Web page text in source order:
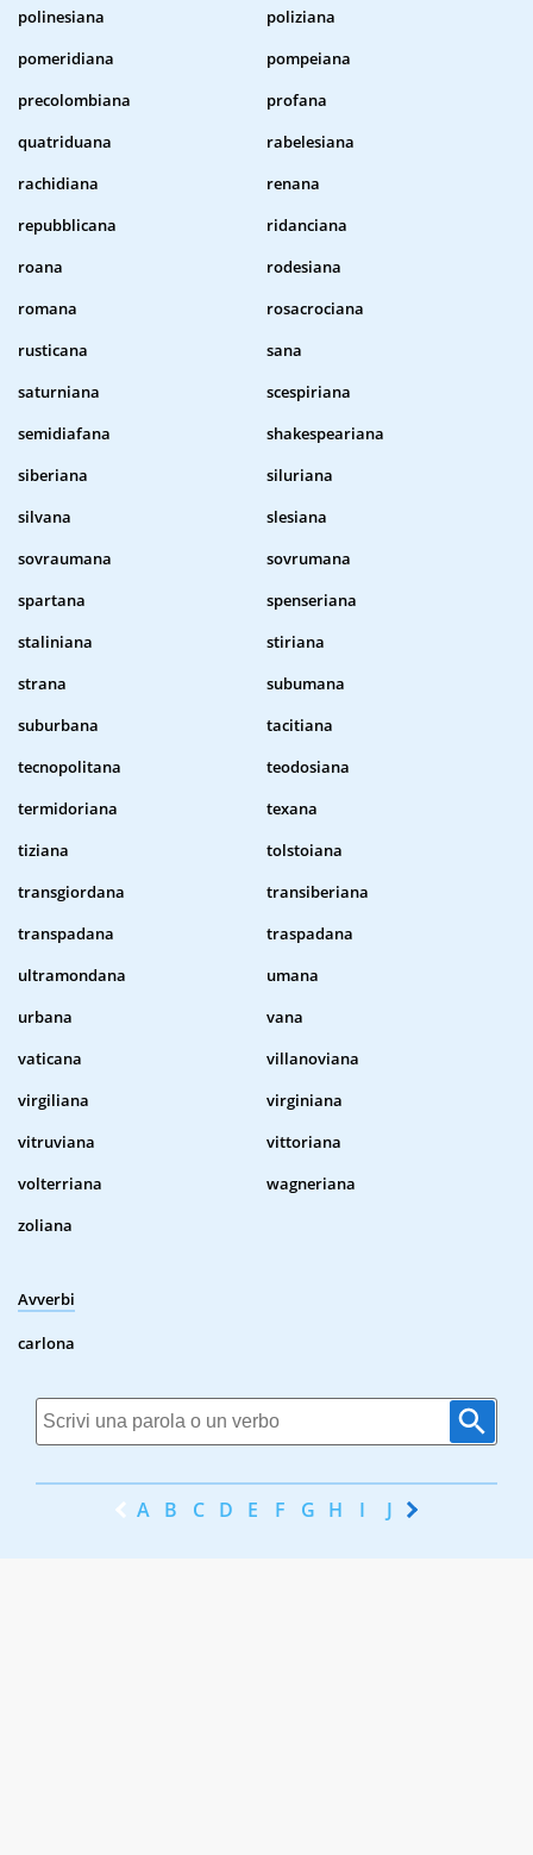
polinesiana
poliziana
pomeridiana
pompeiana
precolombiana
profana
quatriduana
rabelesiana
rachidiana
renana
repubblicana
ridanciana
roana
rodesiana
romana
rosacrociana
rusticana
sana
saturniana
scespiriana
semidiafana
shakespeariana
siberiana
siluriana
silvana
slesiana
sovraumana
sovrumana
spartana
spenseriana
staliniana
stiriana
strana
subumana
suburbana
tacitiana
tecnopolitana
teodosiana
termidoriana
texana
tiziana
tolstoiana
transgiordana
transiberiana
transpadana
traspadana
ultramondana
umana
urbana
vana
vaticana
villanoviana
virgiliana
virginiana
vitruviana
vittoriana
volterriana
wagneriana
zoliana
Avverbi
carlona
A B C D E F G H I J K